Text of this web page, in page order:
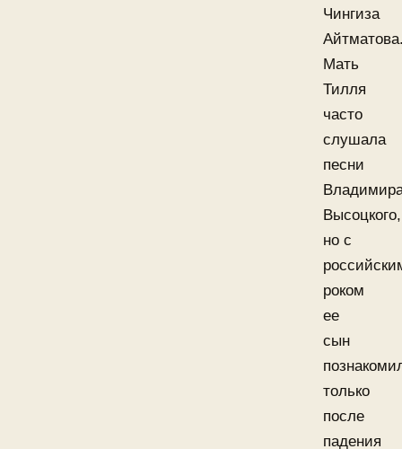
Чингиза
Мать
Тилля
часто
слушала
песни
Высоцкого,
но с
роком
ее
сын
только
после
падения